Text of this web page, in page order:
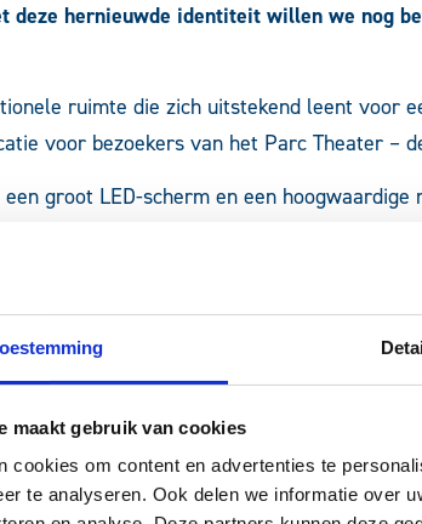
maakt gebruik van cookies
cookies om content en advertenties te
te analyseren. Ook delen we informatie over
deze hernieuwde identiteit willen we
ruimte die zich uitstekend leent voor
voor bezoekers van het Parc Theater –
groot LED-scherm en een
plaats aan maximaal 140 personen in
aan zakelijke bijeenkomsten,
feestverlichting, waarmee eenvoudig
Theater tot een ideale locatie voor elk
room